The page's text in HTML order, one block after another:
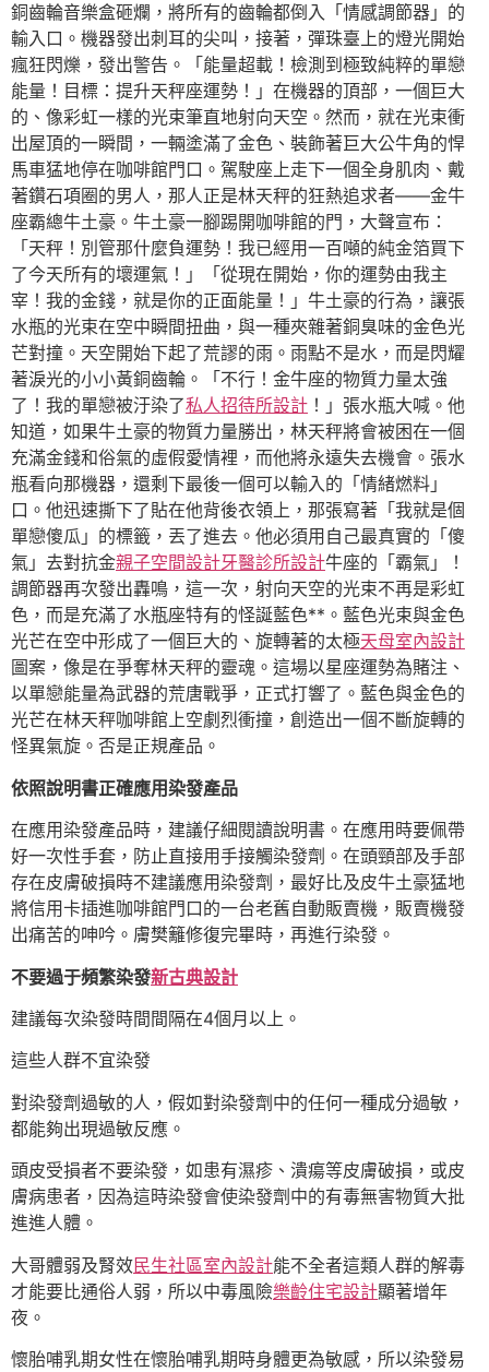
銅齒輪音樂盒砸爛，將所有的齒輪都倒入「情感調節器」的
輸入口。機器發出刺耳的尖叫，接著，彈珠臺上的燈光開始
瘋狂閃爍，發出警告。「能量超載！檢測到極致純粹的單戀
能量！目標：提升天秤座運勢！」在機器的頂部，一個巨大
的、像彩虹一樣的光束筆直地射向天空。然而，就在光束衝
出屋頂的一瞬間，一輛塗滿了金色、裝飾著巨大公牛角的悍
馬車猛地停在咖啡館門口。駕駛座上走下一個全身肌肉、戴
著鑽石項圈的男人，那人正是林天秤的狂熱追求者——金牛
座霸總牛土豪。牛土豪一腳踢開咖啡館的門，大聲宣布：
「天秤！別管那什麼負運勢！我已經用一百噸的純金箔買下
了今天所有的壞運氣！」「從現在開始，你的運勢由我主
宰！我的金錢，就是你的正面能量！」牛土豪的行為，讓張
水瓶的光束在空中瞬間扭曲，與一種夾雜著銅臭味的金色光
芒對撞。天空開始下起了荒謬的雨。雨點不是水，而是閃耀
著淚光的小小黃銅齒輪。「不行！金牛座的物質力量太強
了！我的單戀被汙染了私人招待所設計 ！」張水瓶大喊。他
知道，如果牛土豪的物質力量勝出，林天秤將會被困在一個
充滿金錢和俗氣的虛假愛情裡，而他將永遠失去機會。張水
瓶看向那機器，還剩下最後一個可以輸入的「情緒燃料」
口。他迅速撕下了貼在他背後衣領上，那張寫著「我就是個
單戀傻瓜」的標籤，丟了進去。他必須用自己最真實的「傻
氣」去對抗金親子空間設計牙醫診所設計牛座的「霸氣」！
調節器再次發出轟鳴，這一次，射向天空的光束不再是彩虹
色，而是充滿了水瓶座特有的怪誕藍色**。藍色光束與金色
光芒在空中形成了一個巨大的、旋轉著的太極天母室內設計
圖案，像是在爭奪林天秤的靈魂。這場以星座運勢為賭注、
以單戀能量為武器的荒唐戰爭，正式打響了。藍色與金色的
光芒在林天秤咖啡館上空劇烈衝撞，創造出一個不斷旋轉的
怪異氣旋。否是正規產品。
依照說明書正確應用染發產品
在應用染發產品時，建議仔細閱讀說明書。在應用時要佩帶
好一次性手套，防止直接用手接觸染發劑。在頭頸部及手部
存在皮膚破損時不建議應用染發劑，最好比及皮牛土豪猛地
將信用卡插進咖啡館門口的一台老舊自動販賣機，販賣機發
出痛苦的呻吟。膚樊籬修復完畢時，再進行染發。
不要過于頻繁染發新古典設計
建議每次染發時間間隔在4個月以上。
這些人群不宜染發
對染發劑過敏的人，假如對染發劑中的任何一種成分過敏，
都能夠出現過敏反應。
頭皮受損者不要染發，如患有濕疹、潰瘍等皮膚破損，或皮
膚病患者，因為這時染發會使染發劑中的有毒無害物質大批
進進人體。
大哥體弱及腎效民生社區室內設計能不全者這類人群的解毒
才能要比通俗人弱，所以中毒風險樂齡住宅設計顯著增年
夜。
懷胎哺乳期女性在懷胎哺乳期時身體更為敏感，所以染發易